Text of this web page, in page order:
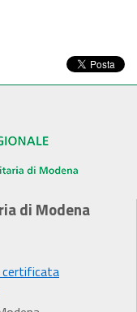
di Modena
certificata